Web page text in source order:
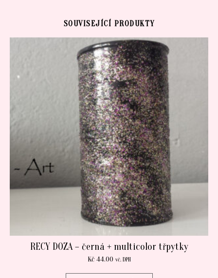
SOUVISEJÍCÍ PRODUKTY
RECY DOZA – černá + multicolor třpytky
Kč44.00 vč. DPH